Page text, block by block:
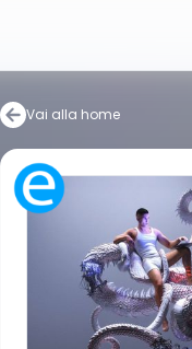
Vai alla home